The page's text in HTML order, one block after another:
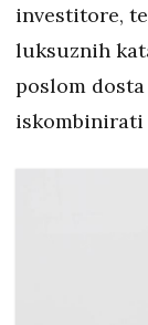
investitore,
luksuznih
poslom
iskombinirati